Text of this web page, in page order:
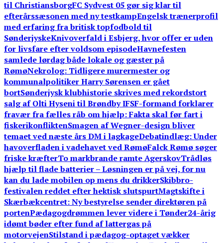
til ChristiansborgFC Sydvest 05 gør sig klar til
efterårssæsonen med ny testkampEngelsk trænerprofil
med erfaring fra britisk topfodbold til
SønderjyskeKnivoverfald i Esbjerg, hvor offer er uden
for livsfare efter voldsom episodeHavnefesten
samlede lørdag både lokale og gæster på
RømøNekrolog: Tidligere murermester og
kommunalpolitiker Harry Sørensen er gået
bortSønderjysk klubhistorie skrives med rekordstort
salg af Olti Hyseni til Brøndby IFSF-formand forklarer
fravær fra fælles råb om hjælp: Fakta skal før fart i
fiskerikonfliktenSmagen af Wegner-design bliver
temaet ved næste års DM i lagkageDebatindlæg: Under
havoverfladen i vadehavet ved RømøFalck Rømø søger
friske kræfterTo markbrande ramte AgerskovTrådløs
hjælp til flade batterier – Løsningen er på vej, for nu
kan du lade mobilen op mens du drikkerSkibbro-
festivalen reddet efter hektisk slutspurtMagtskifte i
Skærbækcentret: Ny bestyrelse sender direktøren på
portenPædagogdrømmen lever videre i Tønder24-årig
idømt bøder efter fund af lattergas på
motorvejenStilstand i pædagog-optaget vækker